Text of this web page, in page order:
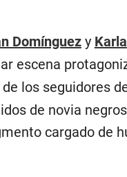
Domínguezy Karla
escena
los seguidores
de novia
cargado de